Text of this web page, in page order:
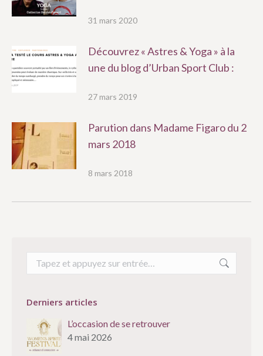
31 mars 2020
Découvrez « Astres & Yoga » à la
une du blog d’Urban Sport Club :
27 mars 2019
Parution dans Madame Figaro du 2
mars 2018
8 mars 2018
Recherche
Derniers articles
L’occasion de se retrouver
4 mai 2026